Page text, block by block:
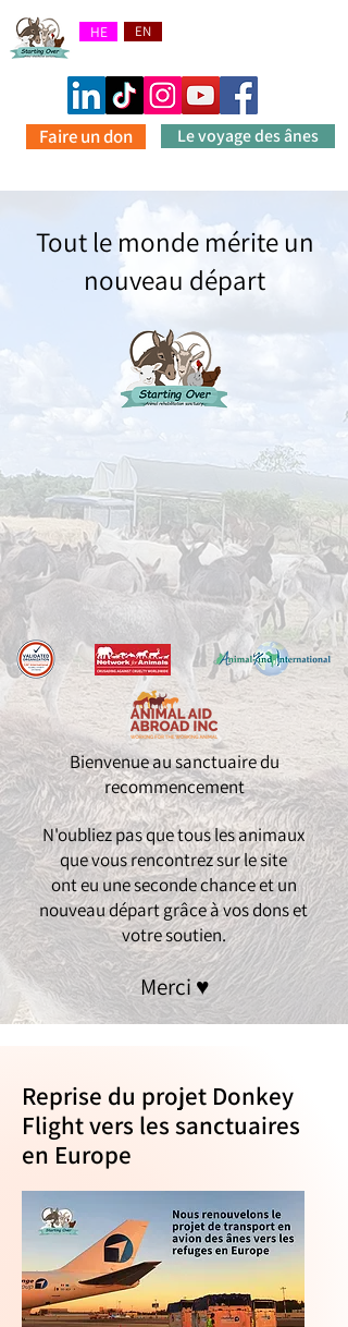
HE EN
Faire un don Le voyage des ânes
Tout le monde mérite un
nouveau départ
Bienvenue au sanctuaire du
recommencement
N'oubliez pas que tous les animaux
que vous rencontrez sur le site
ont eu une seconde chance et un
nouveau départ grâce à vos dons et
votre soutien.
Merci ♥️
Reprise du projet Donkey
Flight vers les sanctuaires
en Europe